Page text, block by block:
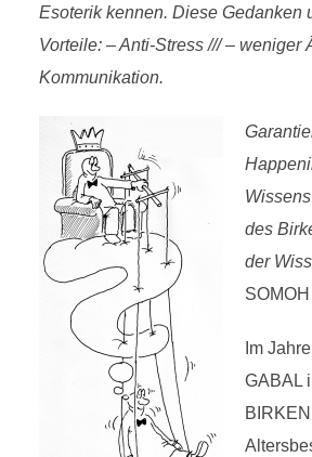
Esoterik kennen. Diese Gedanken
Vorteile: – Anti-Stress /// –
Kommunikation.
des
der
Im
GABAL